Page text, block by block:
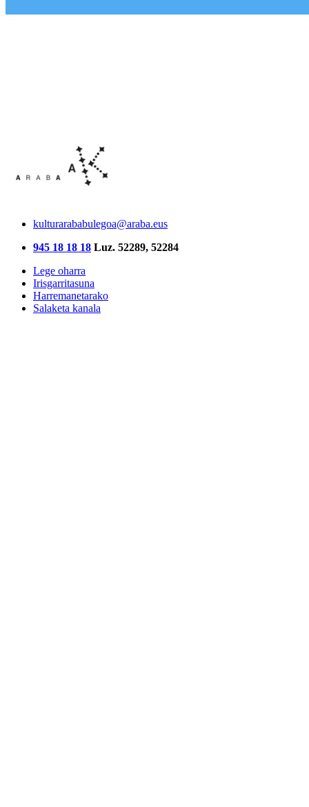
kulturarababulegoa@araba.eus
945 18 18 18 Luz. 52289, 52284
Lege oharra
Irisgarritasuna
Harremanetarako
Salaketa kanala